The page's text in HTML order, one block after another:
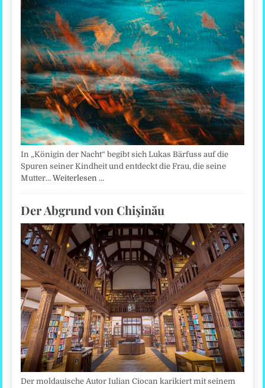
In „Königin der Nacht“ begibt sich Lukas Bärfuss auf die
Spuren seiner Kindheit und entdeckt die Frau, die seine
Mutter…Weiterlesen …
Der Abgrund von Chişinău
Der moldauische Autor Iulian Ciocan karikiert mit seinem